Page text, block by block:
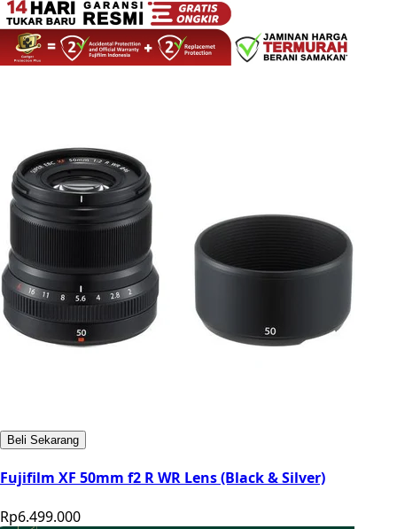
Beli Sekarang
Fujifilm XF 50mm f2 R WR Lens (Black & Silver)
Rp6.499.000